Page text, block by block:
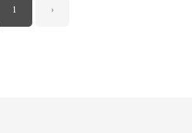
1 ›